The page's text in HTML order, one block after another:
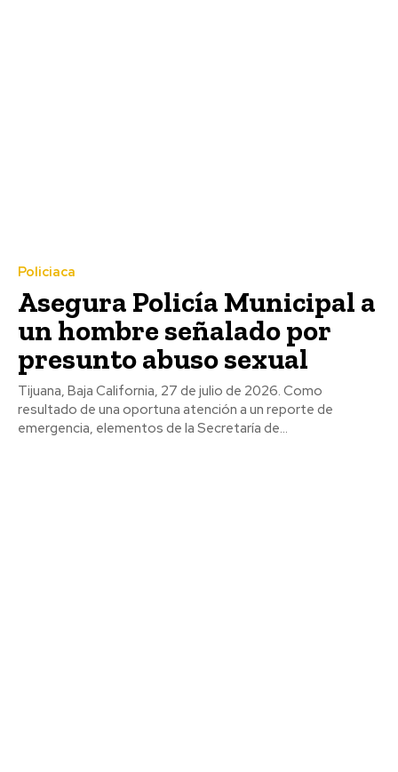
Policiaca
Asegura Policía Municipal a
un hombre señalado por
presunto abuso sexual
Tijuana, Baja California, 27 de julio de 2026. Como
resultado de una oportuna atención a un reporte de
emergencia, elementos de la Secretaría de...